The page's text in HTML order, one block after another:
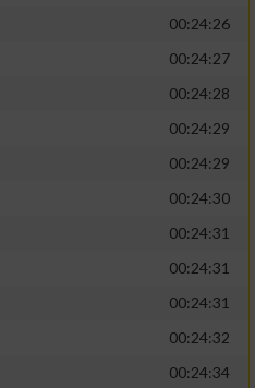
00:24:26
00:24:27
00:24:28
00:24:29
00:24:29
00:24:30
00:24:31
00:24:31
00:24:31
00:24:32
00:24:34